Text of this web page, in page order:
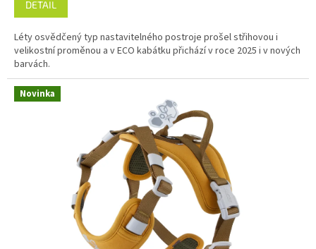
DETAIL
Léty osvědčený typ nastavitelného postroje prošel střihovou i
velikostní proměnou a v ECO kabátku přichází v roce 2025 i v nových
barvách.
Novinka